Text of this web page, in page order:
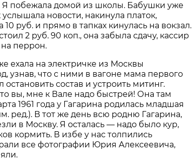
Я побежала домой из школы. Бабушки уже
новости, накинула платок,
10 руб. и прямо в тапках кинулась на вокзал.
2 руб. 90 коп., она забыла сдачу, кассир
перрон.
ехала на электричке из Москвы
узнав, что с ними в вагоне мама первого
остановить состав и устроить митинг.
вы, мне к Вале надо быстрей! Она там
1961 года у Гагарина родилась младшая
ред.). В тот же день всю родню Гагарина,
в Москву. Я осталась — надо было кур,
кормить. В избе у нас толпились
все фотографии Юрия Алексеевича,